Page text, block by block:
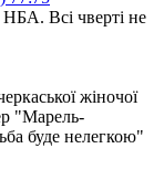
НБА. Всі чверті не
жіночої
"Марель-
буде нелегкою"